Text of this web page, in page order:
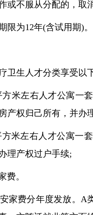
或不服从分配的，取
限为12年(含试用期)。
卫生人才分类享受以
米左右人才公寓一
产权归己所有，并办
米左右人才公寓一
理产权过户手续;
费。
家费分年度发放。A